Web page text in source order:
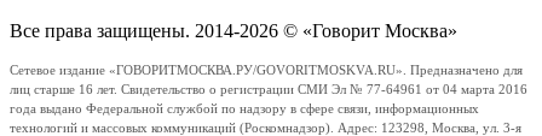
Все права защищены. 2014-2026 © «Говорит Москва»
Сетевое издание «ГОВОРИТМОСКВА.РУ/GOVORITMOSKVA.RU». Предназначено для
лиц старше 16 лет. Свидетельство о регистрации СМИ Эл № 77-64961 от 04 марта 2016
года выдано Федеральной службой по надзору в сфере связи, информационных
технологий и массовых коммуникаций (Роскомнадзор). Адрес: 123298, Москва, ул. 3-я